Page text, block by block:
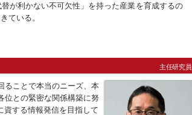
が利かない不可欠性」を持った産業を育成するの
ている。
主任研究員
ることで本当のニーズ、本
位との緊密な関係構築に努
資する情報発信を目指して